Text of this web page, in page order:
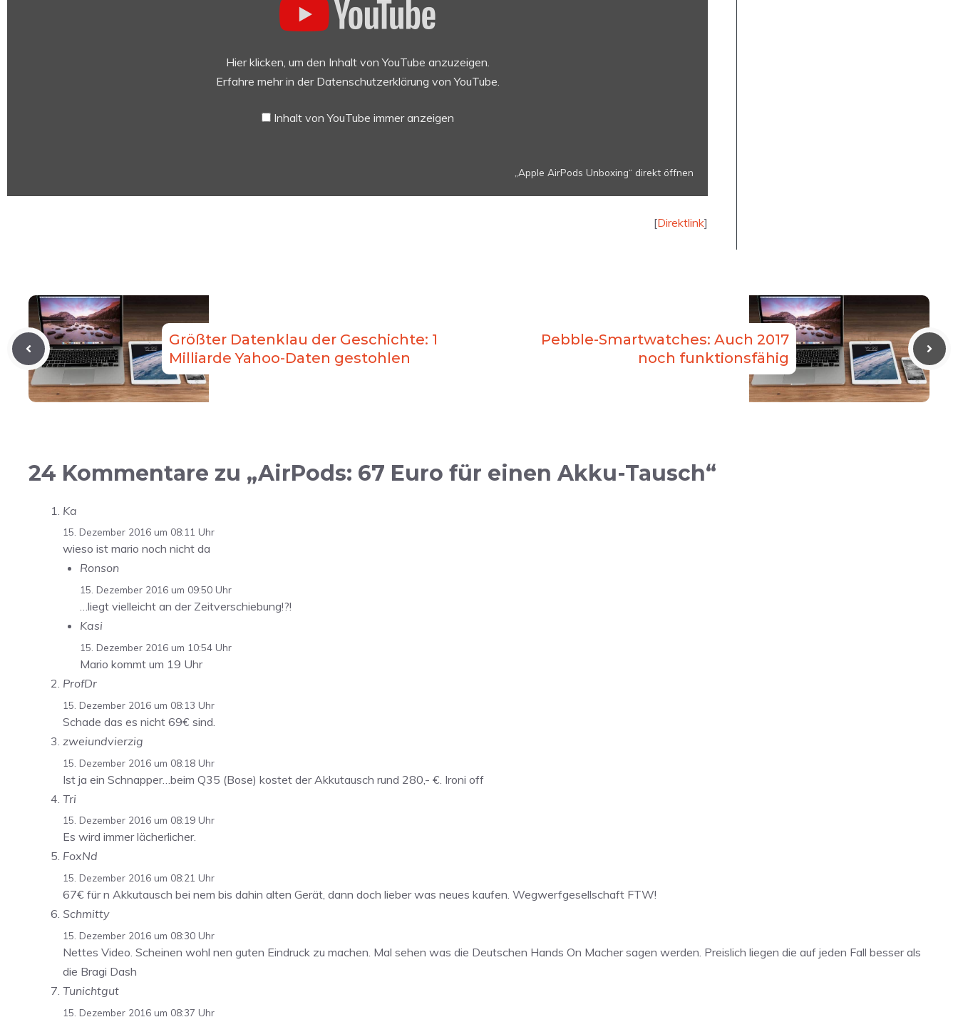
Hier klicken, um den Inhalt von YouTube anzuzeigen.
Erfahre mehr in der Datenschutzerklärung von YouTube
Inhalt von YouTube immer anzeigen
„Apple AirPods Unboxing“ direkt öffnen
[Direktlink]
Größter Datenklau der Geschichte: 1
Milliarde Yahoo-Daten gestohlen
Pebble-Smartwatches: Auch 2017
noch funktionsfähig
24 Kommentare zu „AirPods: 67 Euro für einen Akku-Tausch“
Ka
15. Dezember 2016 um 08:11 Uhr
wieso ist mario noch nicht da
Ronson
15. Dezember 2016 um 09:50 Uhr
…liegt vielleicht an der Zeitverschiebung!?!
Kasi
15. Dezember 2016 um 10:54 Uhr
Mario kommt um 19 Uhr
ProfDr
15. Dezember 2016 um 08:13 Uhr
Schade das es nicht 69€ sind.
zweiundvierzig
15. Dezember 2016 um 08:18 Uhr
Ist ja ein Schnapper…beim Q35 (Bose) kostet der Akkutausch rund 280,- €. Ironi off
Tri
15. Dezember 2016 um 08:19 Uhr
Es wird immer lächerlicher.
FoxNd
15. Dezember 2016 um 08:21 Uhr
67€ für n Akkutausch bei nem bis dahin alten Gerät, dann doch lieber was neues kaufen. Wegwerfgesellschaft FTW!
Schmitty
15. Dezember 2016 um 08:30 Uhr
Nettes Video. Scheinen wohl nen guten Eindruck zu machen. Mal sehen was die Deutschen Hands On Macher sagen werden. Preislich liegen die auf jeden Fall besser als
die Bragi Dash
Tunichtgut
15. Dezember 2016 um 08:37 Uhr